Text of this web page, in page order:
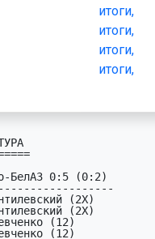
итоги,
итоги,
итоги,
итоги,
БелАЗ 0:5 (0:2)